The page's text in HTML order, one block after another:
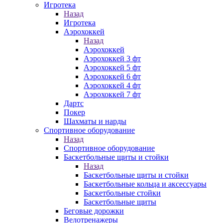
Игротека
Назад
Игротека
Аэрохоккей
Назад
Аэрохоккей
Аэрохоккей 3 фт
Аэрохоккей 5 фт
Аэрохоккей 6 фт
Аэрохоккей 4 фт
Аэрохоккей 7 фт
Дартс
Покер
Шахматы и нарды
Спортивное оборудование
Назад
Спортивное оборудование
Баскетбольные щиты и стойки
Назад
Баскетбольные щиты и стойки
Баскетбольные кольца и аксессуары
Баскетбольные стойки
Баскетбольные щиты
Беговые дорожки
Велотренажеры